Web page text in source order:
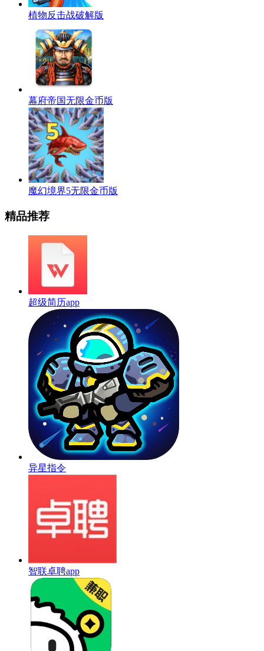
植物反击战破解版
幕府帝国无限金币版
魔幻境界5无限金币版
精品推荐
超级简历app
异星指令
智联卓聘app